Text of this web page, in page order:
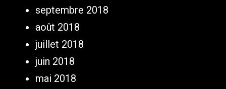
septembre 2018
août 2018
juillet 2018
juin 2018
mai 2018